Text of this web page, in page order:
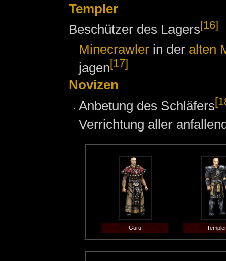
Templer
Beschützer des Lagers[16]
Minecrawler in der alten
jagen[17]
Novizen
Anbetung des Schläfers
Verrichtung aller
Guru Templer